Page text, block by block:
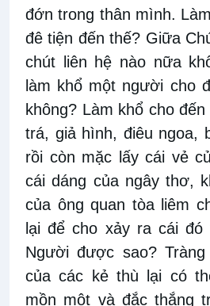
đớn trong thân mình.
đê tiện đến thế? Giữa
chút liên hệ nào nữa
làm khổ một người cho
không? Làm khổ cho
trá, giả hình, điêu ngoa,
rồi còn mặc lấy cái vẻ
cái dáng của ngây thơ,
của ông quan tòa liêm
lại để cho xảy ra cái đó
Người được sao?
của các kẻ thù lại có
mồn một và đắc thắng